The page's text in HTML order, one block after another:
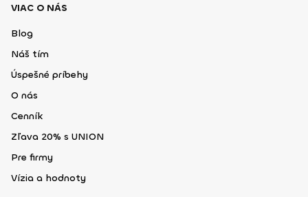
VIAC O NÁS
Blog
Náš tím
Úspešné príbehy
O nás
Cenník
Zľava 20% s UNION
Pre firmy
Vízia a hodnoty